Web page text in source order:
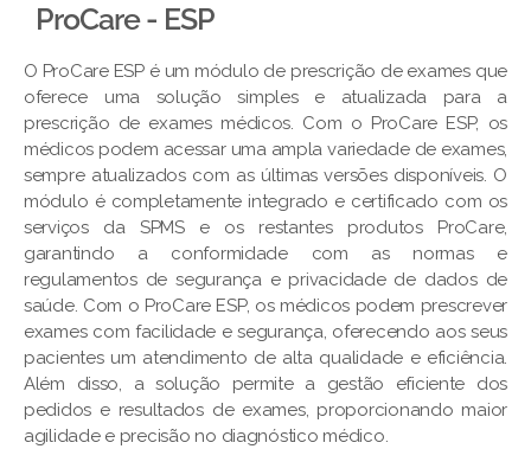
ProCare - ESP
O ProCare ESP é um módulo de prescrição de exames que
oferece uma solução simples e atualizada para a
prescrição de exames médicos. Com o ProCare ESP, os
médicos podem acessar uma ampla variedade de exames,
sempre atualizados com as últimas versões disponíveis. O
módulo é completamente integrado e certificado com os
serviços da SPMS e os restantes produtos ProCare,
garantindo a conformidade com as normas e
regulamentos de segurança e privacidade de dados de
saúde. Com o ProCare ESP, os médicos podem prescrever
exames com facilidade e segurança, oferecendo aos seus
pacientes um atendimento de alta qualidade e eficiência.
Além disso, a solução permite a gestão eficiente dos
pedidos e resultados de exames, proporcionando maior
agilidade e precisão no diagnóstico médico.